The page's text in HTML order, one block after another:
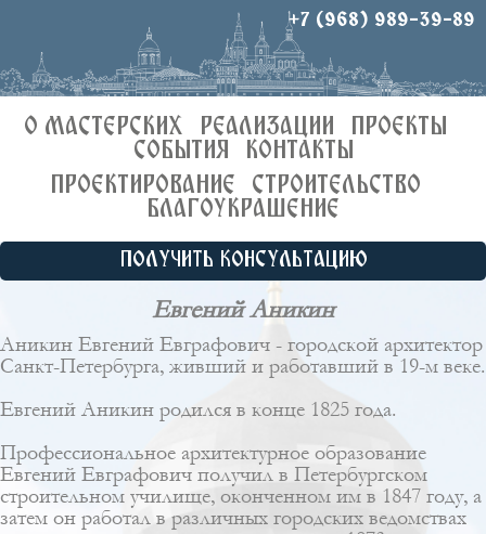
+7 (968) 989-39-89
О МАСТЕРСКИХ РЕАЛИЗАЦИИ
ПРОЕКТЫ
СОБЫТИЯ
КОНТАКТЫ
ПРОЕКТИРОВАНИЕ
СТРОИТЕЛЬСТВО
БЛАГОУКРАШЕНИЕ
ПОЛУЧИТЬ КОНСУЛЬТАЦИЮ
Евгений Аникин
Аникин Евгений Евграфович - городской архитектор
Санкт-Петербурга, живший и работавший в 19-м веке.
Евгений Аникин родился в конце 1825 года.
Профессиональное архитектурное образование
Евгений Евграфович получил в Петербургском
строительном училище, оконченном им в 1847 году, а
затем он работал в различных городских ведомствах